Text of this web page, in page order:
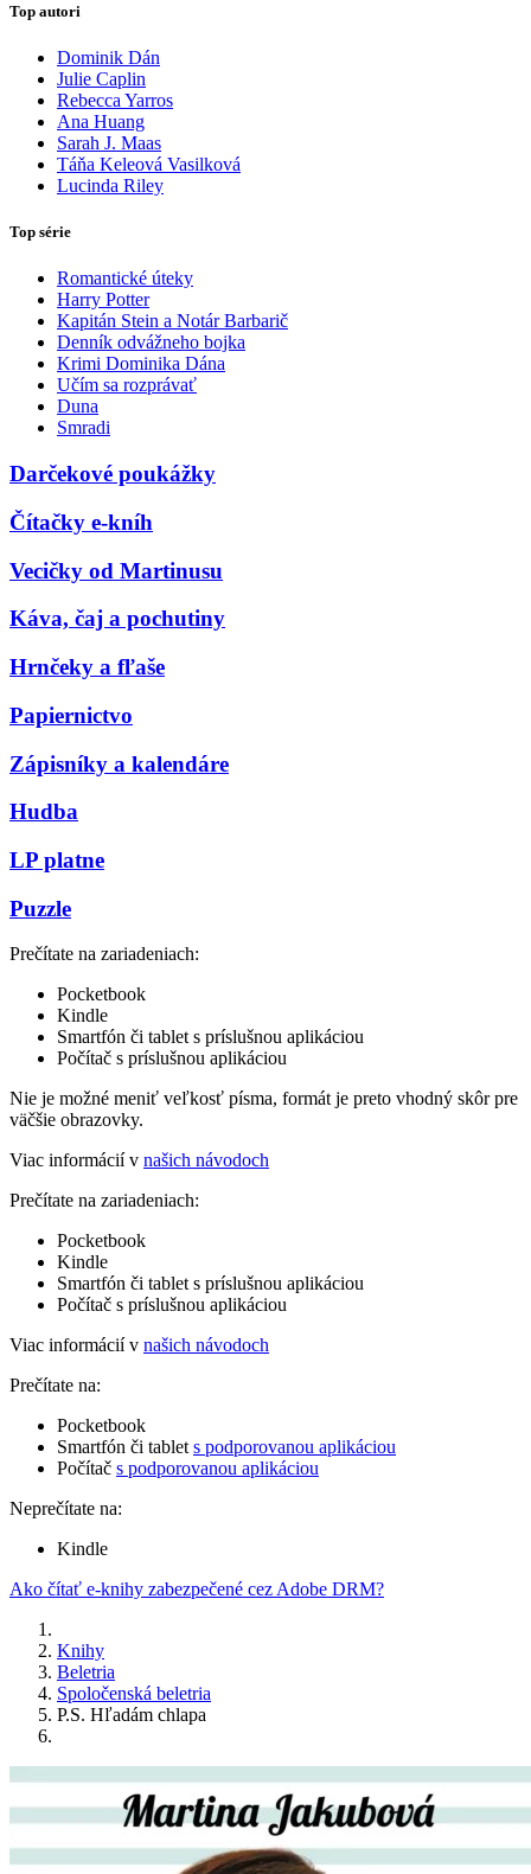
Top autori
Dominik Dán
Julie Caplin
Rebecca Yarros
Ana Huang
Sarah J. Maas
Táňa Keleová Vasilková
Lucinda Riley
Top série
Romantické úteky
Harry Potter
Kapitán Stein a Notár Barbarič
Denník odvážneho bojka
Krimi Dominika Dána
Učím sa rozprávať
Duna
Smradi
Darčekové poukážky
Čítačky e-kníh
Vecičky od Martinusu
Káva, čaj a pochutiny
Hrnčeky a fľaše
Papiernictvo
Zápisníky a kalendáre
Hudba
LP platne
Puzzle
Prečítate na zariadeniach:
Pocketbook
Kindle
Smartfón či tablet s príslušnou aplikáciou
Počítač s príslušnou aplikáciou
Nie je možné meniť veľkosť písma, formát je preto vhodný skôr pre
väčšie obrazovky.
Viac informácií v našich návodoch
Prečítate na zariadeniach:
Pocketbook
Kindle
Smartfón či tablet s príslušnou aplikáciou
Počítač s príslušnou aplikáciou
Viac informácií v našich návodoch
Prečítate na:
Pocketbook
Smartfón či tablet s podporovanou aplikáciou
Počítač s podporovanou aplikáciou
Neprečítate na:
Kindle
Ako čítať e-knihy zabezpečené cez Adobe DRM?
Knihy
Beletria
Spoločenská beletria
P.S. Hľadám chlapa